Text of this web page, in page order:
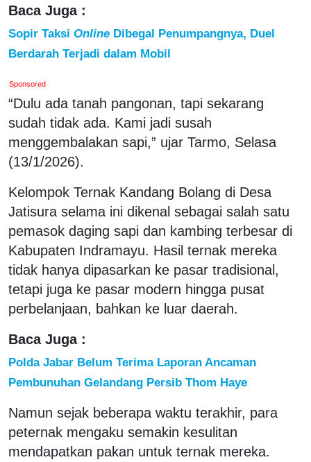
Baca Juga :
Sopir Taksi Online Dibegal Penumpangnya, Duel
Berdarah Terjadi dalam Mobil
Sponsored
“Dulu ada tanah pangonan, tapi sekarang
sudah tidak ada. Kami jadi susah
menggembalakan sapi,” ujar Tarmo, Selasa
(13/1/2026).
Kelompok Ternak Kandang Bolang di Desa
Jatisura selama ini dikenal sebagai salah satu
pemasok daging sapi dan kambing terbesar di
Kabupaten Indramayu. Hasil ternak mereka
tidak hanya dipasarkan ke pasar tradisional,
tetapi juga ke pasar modern hingga pusat
perbelanjaan, bahkan ke luar daerah.
Baca Juga :
Polda Jabar Belum Terima Laporan Ancaman
Pembunuhan Gelandang Persib Thom Haye
Namun sejak beberapa waktu terakhir, para
peternak mengaku semakin kesulitan
mendapatkan pakan untuk ternak mereka.